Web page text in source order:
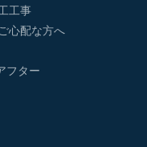
工事
心配な方へ
フター